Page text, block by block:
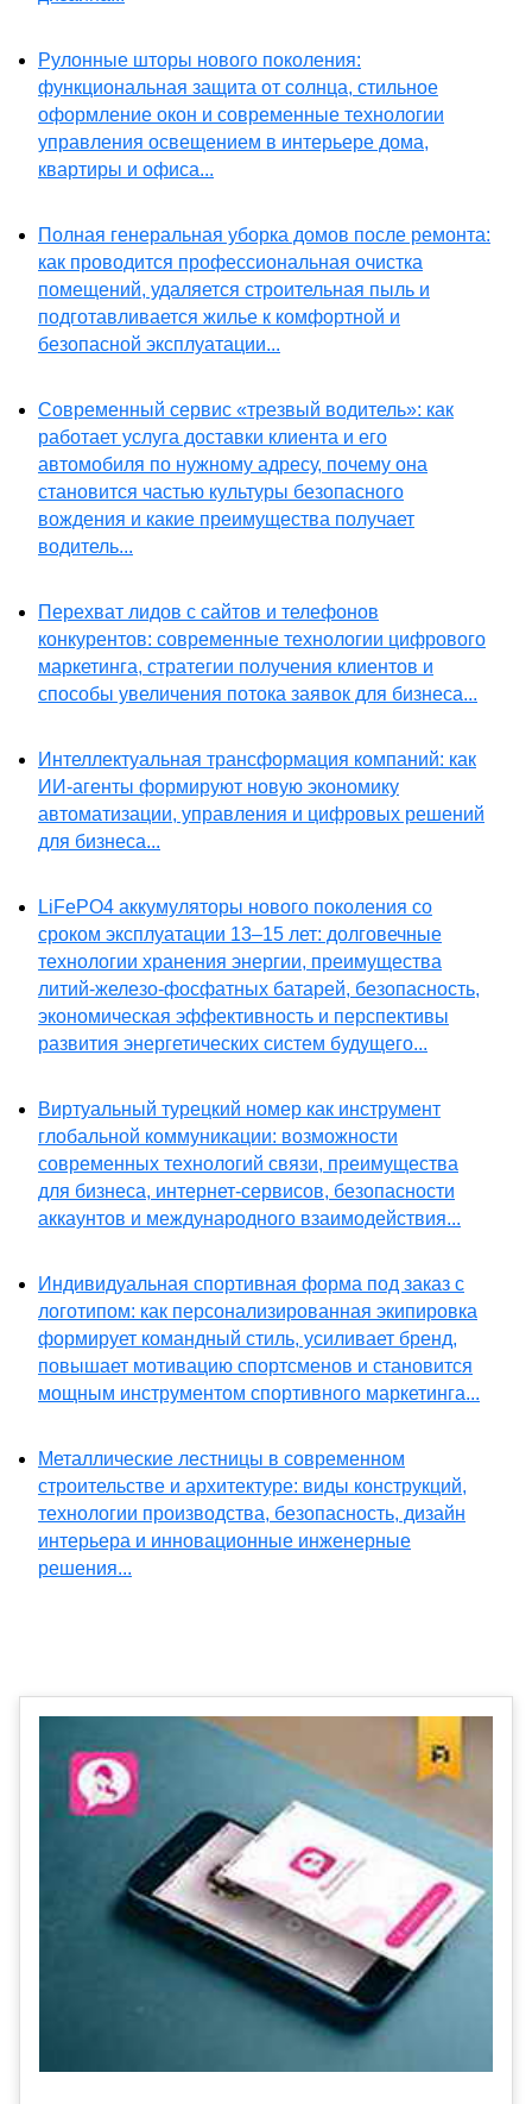
Рулонные шторы нового поколения:
функциональная защита от солнца, стильное
оформление окон и современные технологии
управления освещением в интерьере дома,
квартиры и офиса...
Полная генеральная уборка домов после ремонта:
как проводится профессиональная очистка
помещений, удаляется строительная пыль и
подготавливается жилье к комфортной и
безопасной эксплуатации...
Современный сервис «трезвый водитель»: как
работает услуга доставки клиента и его
автомобиля по нужному адресу, почему она
становится частью культуры безопасного
вождения и какие преимущества получает
водитель...
Перехват лидов с сайтов и телефонов
конкурентов: современные технологии цифрового
маркетинга, стратегии получения клиентов и
способы увеличения потока заявок для бизнеса...
Интеллектуальная трансформация компаний: как
ИИ-агенты формируют новую экономику
автоматизации, управления и цифровых решений
для бизнеса...
LiFePO4 аккумуляторы нового поколения со
сроком эксплуатации 13–15 лет: долговечные
технологии хранения энергии, преимущества
литий-железо-фосфатных батарей, безопасность,
экономическая эффективность и перспективы
развития энергетических систем будущего...
Виртуальный турецкий номер как инструмент
глобальной коммуникации: возможности
современных технологий связи, преимущества
для бизнеса, интернет-сервисов, безопасности
аккаунтов и международного взаимодействия...
Индивидуальная спортивная форма под заказ с
логотипом: как персонализированная экипировка
формирует командный стиль, усиливает бренд,
повышает мотивацию спортсменов и становится
мощным инструментом спортивного маркетинга...
Металлические лестницы в современном
строительстве и архитектуре: виды конструкций,
технологии производства, безопасность, дизайн
интерьера и инновационные инженерные
решения...